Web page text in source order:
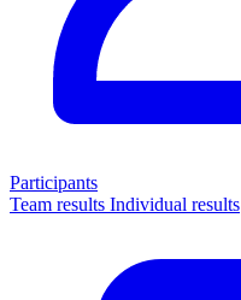
Participants
Team results Individual results